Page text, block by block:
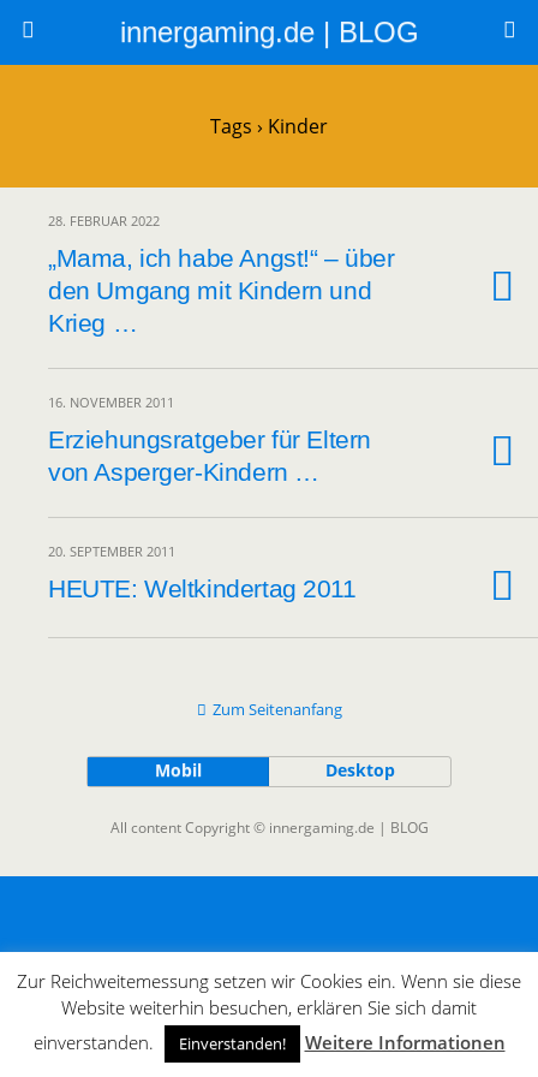
innergaming.de | BLOG
Tags › Kinder
28. FEBRUAR 2022
„Mama, ich habe Angst!“ – über
den Umgang mit Kindern und
Krieg …
16. NOVEMBER 2011
Erziehungsratgeber für Eltern
von Asperger-Kindern …
20. SEPTEMBER 2011
HEUTE: Weltkindertag 2011
Zum Seitenanfang
Mobil Desktop
All content Copyright © innergaming.de | BLOG
Zur Reichweitemessung setzen wir Cookies ein. Wenn sie diese
Website weiterhin besuchen, erklären Sie sich damit
einverstanden.
Einverstanden! Weitere Informationen